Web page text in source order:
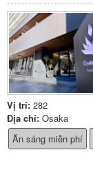
Vị trí: 282
Địa chỉ: Osaka
Ăn sáng miễn phí